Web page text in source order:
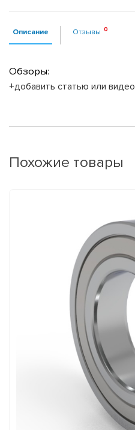
Описание Отзывы
Обзоры:
+добавить статью или видео
Похожие товары